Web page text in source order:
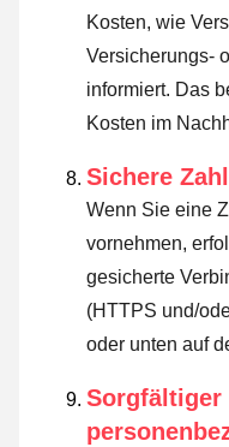
Kosten, wie
Versicherungs-
informiert. Das
Kosten im
Sichere
Wenn Sie eine
vornehmen,
gesicherte
(HTTPS und/
oder unten auf
Sorgfältiger